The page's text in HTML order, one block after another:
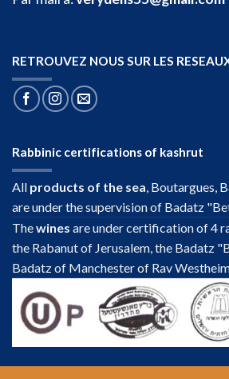
RETROUVEZ NOUS SUR LES
Rabbinic certifications of kashrut
All products of the sea, Boutargues,
are under the supervision of Badatz
Thewines are under certification of 4
the Rabanut of Jerusalem, the Badatz
Badatz of Manchester of Rav